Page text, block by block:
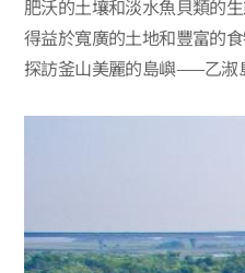
肥沃的土壤和淡水魚貝類的生
得益於寬廣的土地和豐富的
探訪釜山美麗的島嶼——乙淑